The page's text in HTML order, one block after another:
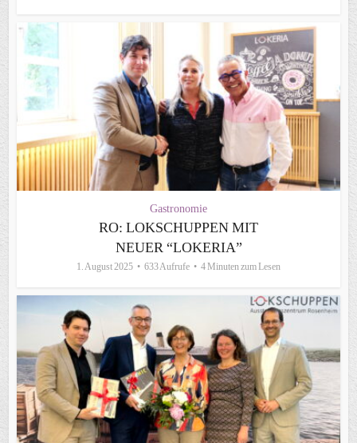
Gastronomie
RO: LOKSCHUPPEN MIT
NEUER “LOKERIA”
1. August 2025 633 Aufrufe 4 Minuten zum Lesen